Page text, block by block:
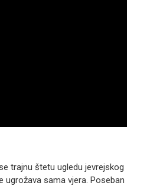
trajnu štetu ugledu jevrejskog
ugrožava sama vjera. Poseban